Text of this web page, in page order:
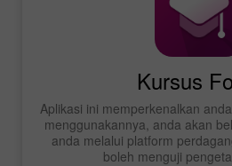
Kursus
Aplikasi ini memperkenalkan
menggunakannya, anda akan
anda melalui platform
boleh menguji